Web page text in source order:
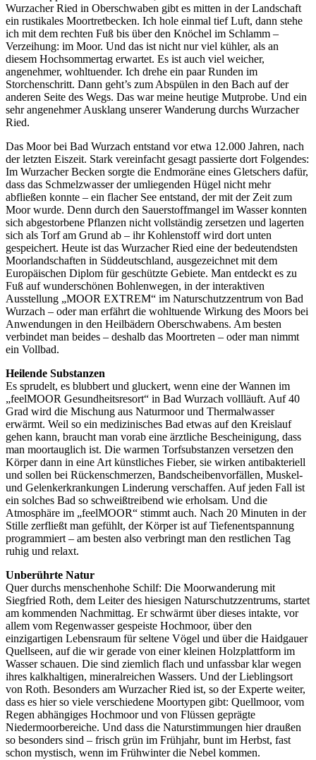
Wurzacher Ried in Oberschwaben gibt es mitten in der Landschaft
ein rustikales Moortretbecken. Ich hole einmal tief Luft, dann stehe
ich mit dem rechten Fuß bis über den Knöchel im Schlamm –
Verzeihung: im Moor. Und das ist nicht nur viel kühler, als an
diesem Hochsommertag erwartet. Es ist auch viel weicher,
angenehmer, wohltuender. Ich drehe ein paar Runden im
Storchenschritt. Dann geht’s zum Abspülen in den Bach auf der
anderen Seite des Wegs. Das war meine heutige Mutprobe. Und ein
sehr angenehmer Ausklang unserer Wanderung durchs Wurzacher
Ried.
Das Moor bei Bad Wurzach entstand vor etwa 12.000 Jahren, nach
der letzten Eiszeit. Stark vereinfacht gesagt passierte dort Folgendes:
Im Wurzacher Becken sorgte die Endmoräne eines Gletschers dafür,
dass das Schmelzwasser der umliegenden Hügel nicht mehr
abfließen konnte – ein flacher See entstand, der mit der Zeit zum
Moor wurde. Denn durch den Sauerstoffmangel im Wasser konnten
sich abgestorbene Pflanzen nicht vollständig zersetzen und lagerten
sich als Torf am Grund ab – ihr Kohlenstoff wird dort unten
gespeichert. Heute ist das Wurzacher Ried eine der bedeutendsten
Moorlandschaften in Süddeutschland, ausgezeichnet mit dem
Europäischen Diplom für geschützte Gebiete. Man entdeckt es zu
Fuß auf wunderschönen Bohlenwegen, in der interaktiven
Ausstellung „MOOR EXTREM“ im Naturschutzzentrum von Bad
Wurzach – oder man erfährt die wohltuende Wirkung des Moors bei
Anwendungen in den Heilbädern Oberschwabens. Am besten
verbindet man beides – deshalb das Moortreten – oder man nimmt
ein Vollbad.
Heilende Substanzen
Es sprudelt, es blubbert und gluckert, wenn eine der Wannen im
„feelMOOR Gesundheits­resort“ in Bad Wurzach vollläuft. Auf 40
Grad wird die Mischung aus Naturmoor und Thermalwasser
erwärmt. Weil so ein medizinisches Bad etwas auf den Kreislauf
gehen kann, braucht man vorab eine ärztliche Bescheinigung, dass
man moortauglich ist. Die warmen Torfsubstanzen versetzen den
Körper dann in eine Art künstliches Fieber, sie wirken anti­bakteriell
und sollen bei Rückenschmerzen, Bandscheibenvorfällen, Muskel-
und Gelenkerkrankungen Linderung verschaffen. Auf jeden Fall ist
ein solches Bad so schweißtreibend wie erholsam. Und die
Atmosphäre im „feelMOOR“ stimmt auch. Nach 20 Minuten in der
Stille zerfließt man gefühlt, der Körper ist auf Tiefenentspannung
programmiert – am besten also verbringt man den restlichen Tag
ruhig und relaxt.
Unberührte Natur
Quer durchs menschenhohe Schilf: Die Moorwanderung mit
Siegfried Roth, dem Leiter des hiesigen Naturschutzzentrums, startet
am kommenden Nachmittag. Er schwärmt über dieses intakte, vor
allem vom Regenwasser gespeiste Hochmoor, über den
einzigartigen Lebensraum für seltene Vögel und über die Haidgauer
Quellseen, auf die wir gerade von einer kleinen Holzplattform im
Wasser schauen. Die sind ziemlich flach und unfassbar klar wegen
ihres kalkhaltigen, mineralreichen Wassers. Und der Lieblingsort
von Roth. Besonders am Wurzacher Ried ist, so der Experte weiter,
dass es hier so viele verschiedene Moortypen gibt: Quellmoor, vom
Regen abhängiges Hochmoor und von Flüssen geprägte
Niedermoorbereiche. Und dass die Naturstimmungen hier draußen
so besonders sind – frisch grün im Frühjahr, bunt im Herbst, fast
schon mystisch, wenn im Frühwinter die Nebel kommen.